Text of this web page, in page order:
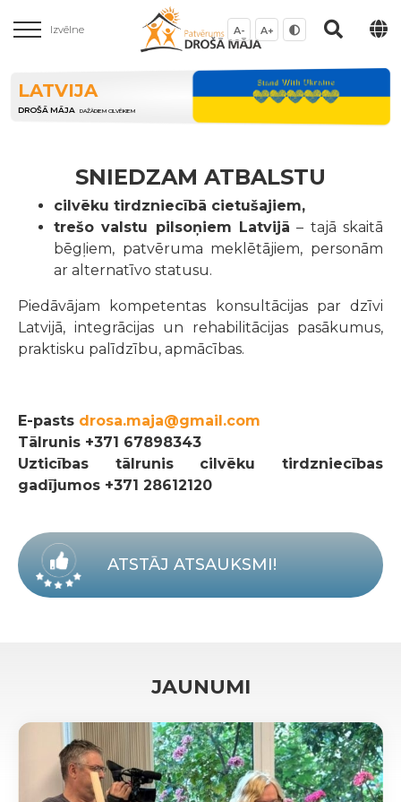
Izvēlne A- A+
LATVIJA
DROŠĀ MĀJA DAŽĀDIEM CILVĒKIEM
SNIEDZAM ATBALSTU
cilvēku tirdzniecībā cietušajiem,
trešo valstu pilsoņiem Latvijā – tajā skaitā
bēgļiem, patvēruma meklētājiem, personām
ar alternatīvo statusu.
Piedāvājam kompetentas konsultācijas par dzīvi
Latvijā, integrācijas un rehabilitācijas pasākumus,
praktisku palīdzību, apmācības.
E-pasts drosa.maja@gmail.com
Tālrunis +371 67898343
Uzticības tālrunis cilvēku tirdzniecības
gadījumos +371 28612120
ATSTĀJ ATSAUKSMI!
JAUNUMI